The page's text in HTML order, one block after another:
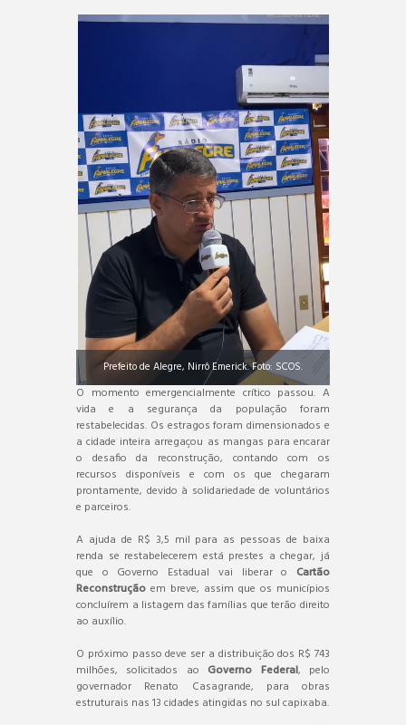
Prefeito de Alegre, Nirrô Emerick. Foto: SCOS.
O momento emergencialmente crítico passou. A
vida e a segurança da população foram
restabelecidas. Os estragos foram dimensionados e
a cidade inteira arregaçou as mangas para encarar
o desafio da reconstrução, contando com os
recursos disponíveis e com os que chegaram
prontamente, devido à solidariedade de voluntários
e parceiros.
A ajuda de R$ 3,5 mil para as pessoas de baixa
renda se restabelecerem está prestes a chegar, já
que o Governo Estadual vai liberar o Cartão
Reconstrução em breve, assim que os municípios
concluírem a listagem das famílias que terão direito
ao auxílio.
O próximo passo deve ser a distribuição dos R$ 743
milhões, solicitados aoGoverno Federal, pelo
governador Renato Casagrande, para obras
estruturais nas 13 cidades atingidas no sul capixaba.